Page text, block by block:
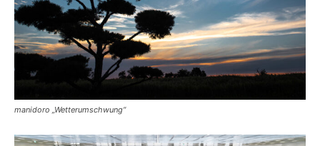
manidoro „Wetterumschwung“